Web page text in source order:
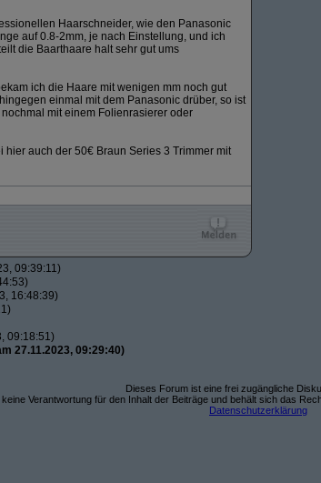
Haarschneider, wie den Panasonic
auf 0.8-2mm, je nach Einstellung, und ich
die Baarthaare halt sehr gut ums
ich die Haare mit wenigen mm noch gut
einmal mit dem Panasonic drüber, so ist
mit einem Folienrasierer oder
auch der 50€ Braun Series 3 Trimmer mit
09:39:11)
16:48:39)
09:18:51)
27.11.2023, 09:29:40)
Dieses Forum ist eine frei zugängliche
Verantwortung für den Inhalt der Beiträge und behält sich das
Datenschutzerklärung